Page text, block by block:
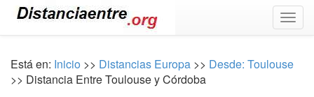
Está en: Inicio >> Distancias Europa >> Desde: Toulouse
>> Distancia Entre Toulouse y Córdoba